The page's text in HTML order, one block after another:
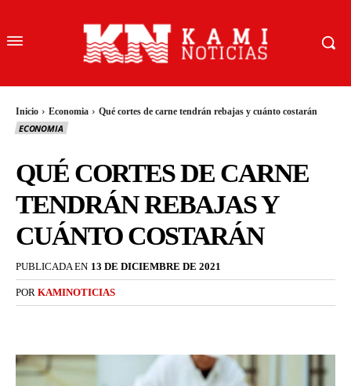
Inicio Economia Qué cortes de carne tendrán rebajas y cuánto costarán
ECONOMIA
QUÉ CORTES DE CARNE
TENDRÁN REBAJAS Y
CUÁNTO COSTARÁN
PUBLICADA EN 13 DE DICIEMBRE DE 2021
POR KAMINOTICIAS